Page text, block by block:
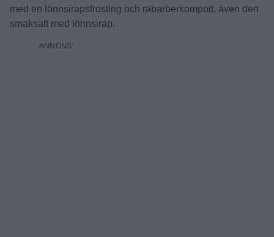
med en lönnsirapsfrosting och rabarberkompott, även den
smaksatt med lönnsirap.